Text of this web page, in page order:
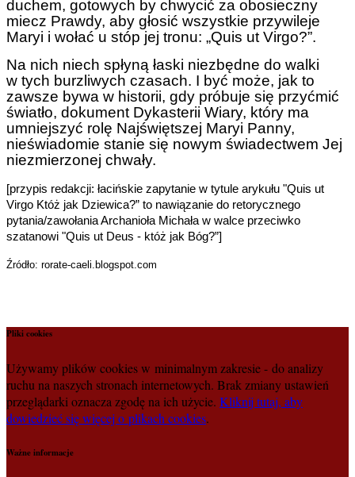
duchem, gotowych by chwycić za obosieczny
miecz Prawdy, aby głosić wszystkie przywileje
Maryi i wołać u stóp jej tronu: „Quis ut Virgo?”.
Na nich niech spłyną łaski niezbędne do walki
w tych burzliwych czasach. I być może, jak to
zawsze bywa w historii, gdy próbuje się przyćmić
światło, dokument Dykasterii Wiary, który ma
umniejszyć rolę Najświętszej Maryi Panny,
nieświadomie stanie się nowym świadectwem Jej
niezmierzonej chwały.
[przypis redakcji: łacińskie zapytanie w tytule arykułu "Quis ut
Virgo Któż jak Dziewica?” to nawiązanie do retorycznego
pytania/zawołania Archanioła Michała w walce przeciwko
szatanowi "Quis ut Deus - któż jak Bóg?”]
Źródło: rorate-caeli.blogspot.com
Pliki cookies
Używamy plików cookies w minimalnym zakresie - do analizy
ruchu na naszych stronach internetowych. Brak zmiany ustawień
przeglądarki oznacza zgodę na ich użycie. Kliknij tutaj, aby
dowiedzieć się więcej o plikach cookies.
Ważne informacje